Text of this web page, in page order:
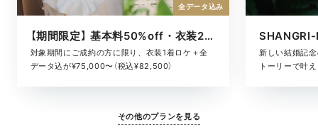
【期間限定】 基本料50%off・衣装2着ロケ
対象期間にご成約の方に限り、衣装1着ロケ＋全
データ込が¥75,000〜（税込¥82,500）
全データ込み
新しい結婚記念
トーリーで叶
その他のプランを見る